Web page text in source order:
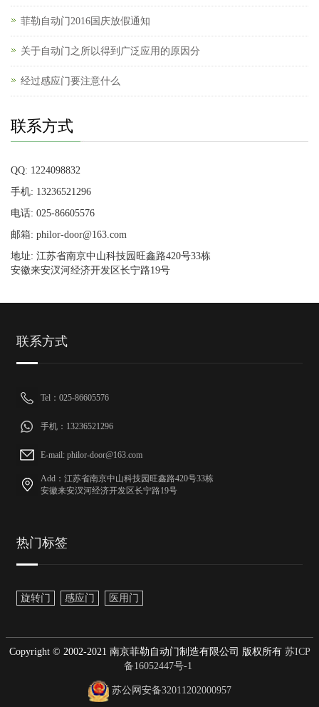
菲勒自动门2016国庆放假通知
关于自动门之所以得到广泛应用的原因分
经过感应门要注意什么
联系方式
QQ: 1224098832
手机: 13236521296
电话: 025-86605576
邮箱: philor-door@163.com
地址: 江苏省南京中山科技园旺鑫路420号33栋
安徽来安汊河经济开发区长宁路19号
联系方式
Tel：025-86605576
手机：13236521296
E-mail: philor-door@163.com
Add：江苏省南京中山科技园旺鑫路420号33栋
安徽来安汊河经济开发区长宁路19号
热门标签
旋转门 感应门 医用门
Copyright © 2002-2021 南京菲勒自动门制造有限公司 版权所有苏ICP
备16052447号-1
苏公网安备32011202000957